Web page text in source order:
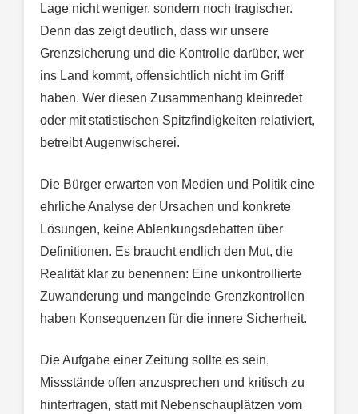
Lage nicht weniger, sondern noch tragischer.
Denn das zeigt deutlich, dass wir unsere
Grenzsicherung und die Kontrolle darüber, wer
ins Land kommt, offensichtlich nicht im Griff
haben. Wer diesen Zusammenhang kleinredet
oder mit statistischen Spitzfindigkeiten relativiert,
betreibt Augenwischerei.
Die Bürger erwarten von Medien und Politik eine
ehrliche Analyse der Ursachen und konkrete
Lösungen, keine Ablenkungsdebatten über
Definitionen. Es braucht endlich den Mut, die
Realität klar zu benennen: Eine unkontrollierte
Zuwanderung und mangelnde Grenzkontrollen
haben Konsequenzen für die innere Sicherheit.
Die Aufgabe einer Zeitung sollte es sein,
Missstände offen anzusprechen und kritisch zu
hinterfragen, statt mit Nebenschauplätzen vom